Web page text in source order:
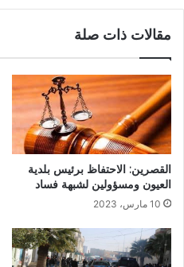
مقالات ذات صلة
القصرين: الاحتفاظ برئيس بلدية
العيون ومسؤولين لشبهة فساد
10 مارس، 2023